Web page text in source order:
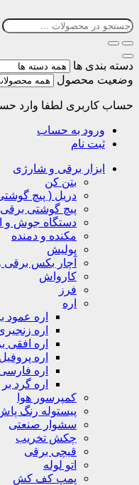
دسته بندی ها
وضعیت محصول
حساب کاربری لطفا وارد
ورود به حساب
ثبت نام
ابزار برقی و شارژی
بتن کن
دریل ( پیچ
پیچ گوشتی
دستگاه جوش و
مکنده و دمنده
پولیش
آچار بکس
کارواش
فرز
اره
اره عمود
اره
اره افقی بر
اره
اره
اره گرد بر
کمپرسور هوا
پیستوله رنگ
سشوار صنعتی
چکش تخریب
قیچی برقی
اتو لوله
پمپ کف کش